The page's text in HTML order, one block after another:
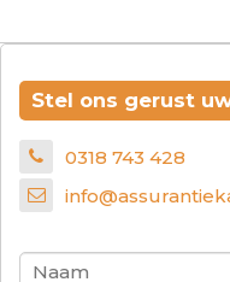
Stel ons gerust
0318 743 428